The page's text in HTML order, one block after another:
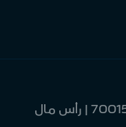
| مصرف الإنماء | شركة مساهمة سعودية | خاضعة لرقابة وإشراف البنك المركزي السعودي | الرقم الموحد 7001514442 | رأس مال